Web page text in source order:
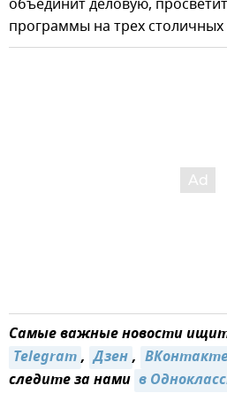
программы на трех
Самые важные новости
Telegram, Дзен,
следите за нами в